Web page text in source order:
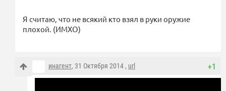
Я считаю, что не всякий кто взял в руки оружие
плохой. (ИМХО)
+1
инагент, 31 Октября 2014 , url